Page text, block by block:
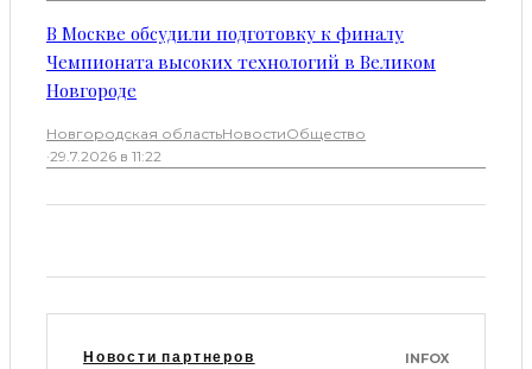
В Москве обсудили подготовку к финалу
Чемпионата высоких технологий в Великом
Новгороде
Новгородская областьНовостиОбщество
·29.7.2026 в 11:22
Новости партнеров INFOX